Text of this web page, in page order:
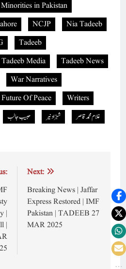
Minorities in Pakistan
NCJP
Nia Tadeeb
Tadeeb
Tadeeb Media
Tadeeb News
War Narratives
Of Peace
Writers
حبیب جالب شہزاد نیر
غلام محمد قاصر
|
|
Next:
Breaking News | Jaffar
Express Restored | IMF
Pakistan | TADEEB 27
MAR 2025